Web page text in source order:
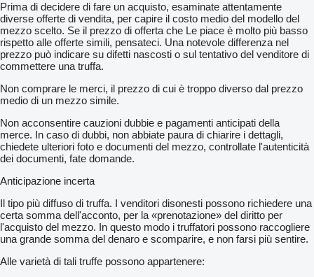
Prima di decidere di fare un acquisto, esaminate attentamente
diverse offerte di vendita, per capire il costo medio del modello del
mezzo scelto. Se il prezzo di offerta che Le piace è molto più basso
rispetto alle offerte simili, pensateci. Una notevole differenza nel
prezzo può indicare su difetti nascosti o sul tentativo del venditore di
commettere una truffa.
Non comprare le merci, il prezzo di cui è troppo diverso dal prezzo
medio di un mezzo simile.
Non acconsentire cauzioni dubbie e pagamenti anticipati della
merce. In caso di dubbi, non abbiate paura di chiarire i dettagli,
chiedete ulteriori foto e documenti del mezzo, controllate l'autenticità
dei documenti, fate domande.
Anticipazione incerta
Il tipo più diffuso di truffa. I venditori disonesti possono richiedere una
certa somma dell'acconto, per la «prenotazione» del diritto per
l'acquisto del mezzo. In questo modo i truffatori possono raccogliere
una grande somma del denaro e scomparire, e non farsi più sentire.
Alle varietà di tali truffe possono appartenere: